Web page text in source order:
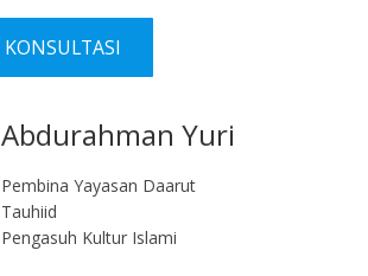
KONSULTASI
Abdurahman Yuri
Pembina Yayasan Daarut
Tauhiid
Pengasuh Kultur Islami